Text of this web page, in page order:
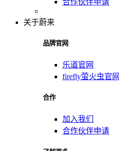
关于蔚来
品牌官网
乐道官网
firefly萤火虫官网
合作
加入我们
合作伙伴申请